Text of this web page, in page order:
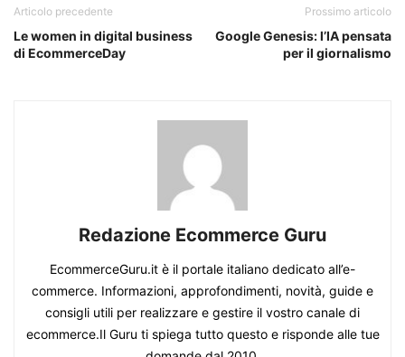
Articolo precedente
Le women in digital business
di EcommerceDay
Prossimo articolo
Google Genesis: l’IA pensata
per il giornalismo
Redazione Ecommerce Guru
EcommerceGuru.it è il portale italiano dedicato all’e-
commerce. Informazioni, approfondimenti, novità, guide e
consigli utili per realizzare e gestire il vostro canale di
ecommerce.Il Guru ti spiega tutto questo e risponde alle tue